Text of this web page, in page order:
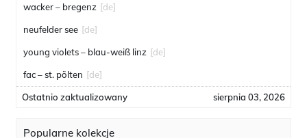
wacker – bregenz [de]
neufelder see [de]
young violets – blau-weiß linz [de]
fac – st. pölten [de]
Ostatnio zaktualizowany sierpnia 03, 2026
Popularne kolekcje